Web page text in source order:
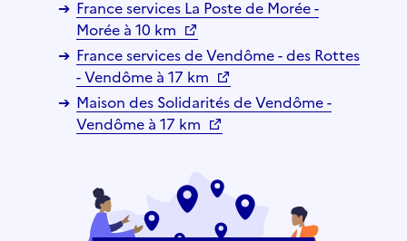
France services La Poste de Morée -
Morée à 10 km
France services de Vendôme - des Rottes
- Vendôme à 17 km
Maison des Solidarités de Vendôme -
Vendôme à 17 km